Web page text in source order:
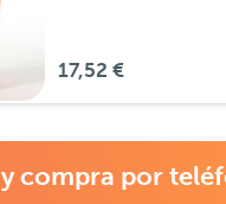
17,52 €
compra por